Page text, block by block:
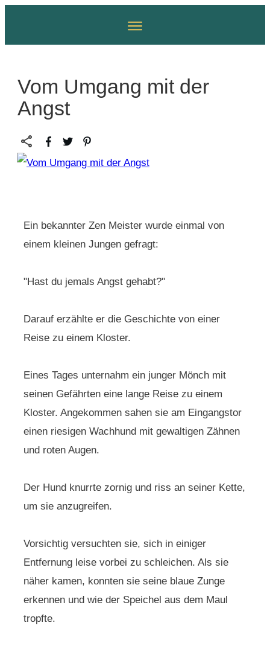
Vom Umgang mit der
Angst
Ein bekannter Zen Meister wurde einmal von
einem kleinen Jungen gefragt:
"Hast du jemals Angst gehabt?"
Darauf erzählte er die Geschichte von einer
Reise zu einem Kloster.
Eines Tages unternahm ein junger Mönch mit
seinen Gefährten eine lange Reise zu einem
Kloster. Angekommen sahen sie am Eingangstor
einen riesigen Wachhund mit gewaltigen Zähnen
und roten Augen.
Der Hund knurrte zornig und riss an seiner Kette,
um sie anzugreifen.
Vorsichtig versuchten sie, sich in einiger
Entfernung leise vorbei zu schleichen. Als sie
näher kamen, konnten sie seine blaue Zunge
erkennen und wie der Speichel aus dem Maul
tropfte.